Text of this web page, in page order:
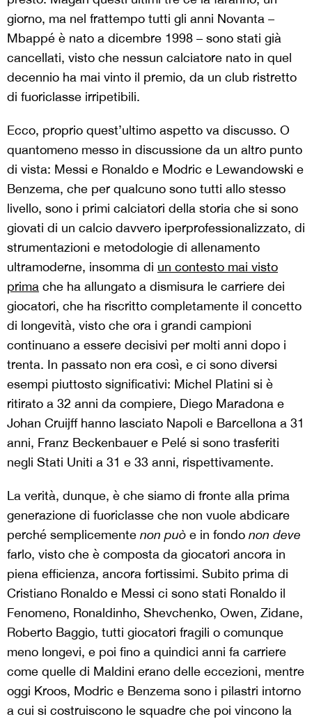
giorno, ma nel frattempo tutti gli anni Novanta –
Mbappé è nato a dicembre 1998 – sono stati già
cancellati, visto che nessun calciatore nato in quel
decennio ha mai vinto il premio, da un club ristretto
di fuoriclasse irripetibili.
Ecco, proprio quest’ultimo aspetto va discusso. O
quantomeno messo in discussione da un altro punto
di vista: Messi e Ronaldo e Modric e Lewandowski e
Benzema, che per qualcuno sono tutti allo stesso
livello, sono i primi calciatori della storia che si sono
giovati di un calcio davvero iperprofessionalizzato, di
strumentazioni e metodologie di allenamento
ultramoderne, insomma di un contesto mai visto
prima che ha allungato a dismisura le carriere dei
giocatori, che ha riscritto completamente il concetto
di longevità, visto che ora i grandi campioni
continuano a essere decisivi per molti anni dopo i
trenta. In passato non era così, e ci sono diversi
esempi piuttosto significativi: Michel Platini si è
ritirato a 32 anni da compiere, Diego Maradona e
Johan Cruijff hanno lasciato Napoli e Barcellona a 31
anni, Franz Beckenbauer e Pelé si sono trasferiti
negli Stati Uniti a 31 e 33 anni, rispettivamente.
La verità, dunque, è che siamo di fronte alla prima
generazione di fuoriclasse che non vuole abdicare
perché semplicemente non può e in fondo non deve
farlo, visto che è composta da giocatori ancora in
piena efficienza, ancora fortissimi. Subito prima di
Cristiano Ronaldo e Messi ci sono stati Ronaldo il
Fenomeno, Ronaldinho, Shevchenko, Owen, Zidane,
Roberto Baggio, tutti giocatori fragili o comunque
meno longevi, e poi fino a quindici anni fa carriere
come quelle di Maldini erano delle eccezioni, mentre
oggi Kroos, Modric e Benzema sono i pilastri intorno
a cui si costruiscono le squadre che poi vincono la